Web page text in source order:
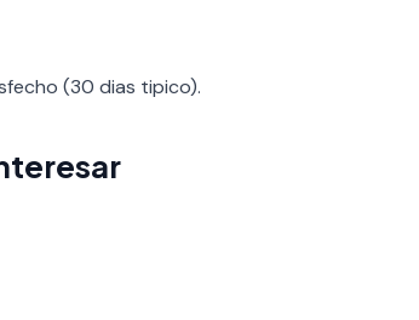
(30 dias tipico).